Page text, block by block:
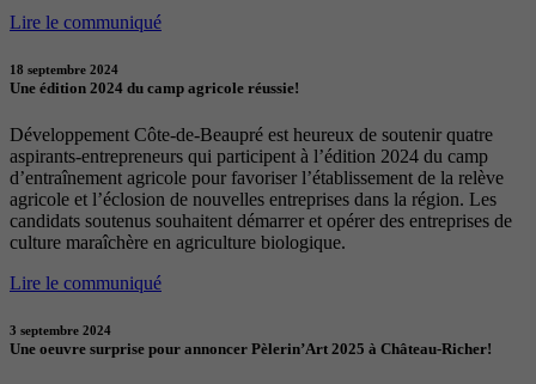
Lire le communiqué
18 septembre 2024
Une édition 2024 du camp agricole réussie!
Développement Côte-de-Beaupré est heureux de soutenir quatre
aspirants-entrepreneurs qui participent à l’édition 2024 du camp
d’entraînement agricole pour favoriser l’établissement de la relève
agricole et l’éclosion de nouvelles entreprises dans la région. Les
candidats soutenus souhaitent démarrer et opérer des entreprises de
culture maraîchère en agriculture biologique.
Lire le communiqué
3 septembre 2024
Une oeuvre surprise pour annoncer Pèlerin’Art 2025 à Château-Richer!